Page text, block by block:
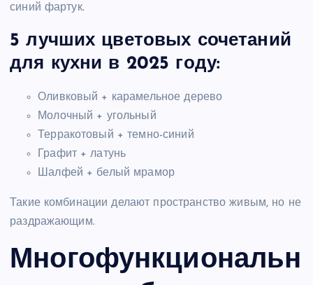
синий фартук.
5 лучших цветовых сочетаний
для кухни в 2025 году:
Оливковый + карамельное дерево
Молочный + угольный
Терракотовый + темно-синий
Графит + латунь
Шалфей + белый мрамор
Такие комбинации делают пространство живым, но не
раздражающим.
Многофункциональн